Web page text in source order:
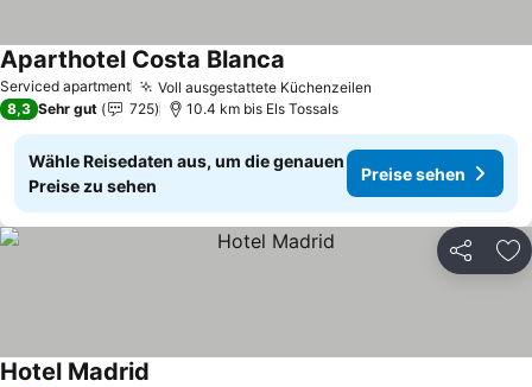
Serviced apartment Voll ausgestattete Küchenzeilen
Aparthotel Costa Blanca
8,3 Sehr gut 725 10.4 km bis Els Tossals
Wähle Reisedaten aus, um die genauen
Preise zu sehen
Preise sehen
Teilen
Hotel Madrid